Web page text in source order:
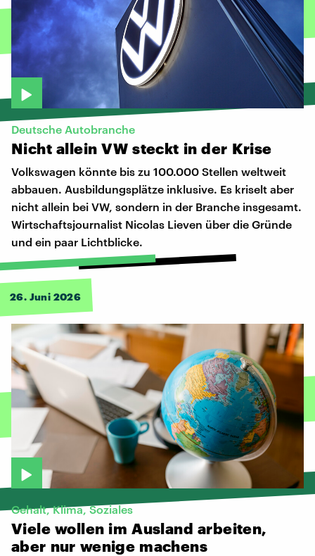
Deutsche Autobranche
Nicht allein VW steckt in der Krise
Volkswagen könnte bis zu 100.000 Stellen weltweit
abbauen. Ausbildungsplätze inklusive. Es kriselt aber
nicht allein bei VW, sondern in der Branche insgesamt.
Wirtschaftsjournalist Nicolas Lieven über die Gründe
und ein paar Lichtblicke.
26. Juni 2026
Gehalt, Klima, Soziales
Viele wollen im Ausland arbeiten,
aber nur wenige machens